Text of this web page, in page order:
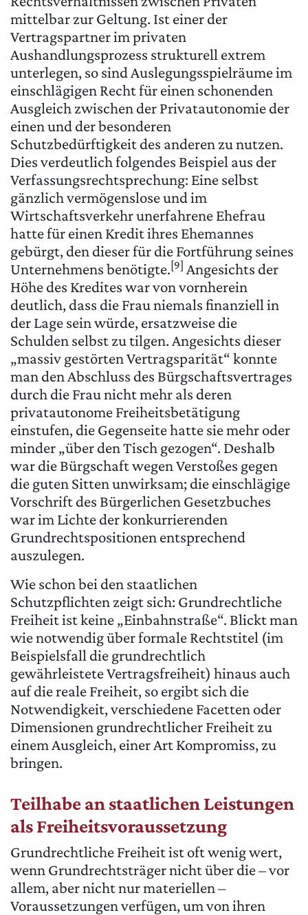
mittelbar zur Geltung. Ist einer der
Vertragspartner im privaten
Aushandlungsprozess strukturell extrem
unterlegen, so sind Auslegungsspielräume im
einschlägigen Recht für einen schonenden
Ausgleich zwischen der Privatautonomie der
einen und der besonderen
Schutzbedürftigkeit des anderen zu nutzen.
Dies verdeutlich folgendes Beispiel aus der
Verfassungsrechtsprechung: Eine selbst
gänzlich vermögenslose und im
Wirtschaftsverkehr unerfahrene Ehefrau
hatte für einen Kredit ihres Ehemannes
gebürgt, den dieser für die Fortführung seines
Unternehmens benötigte.[9] Angesichts der
Höhe des Kredites war von vornherein
deutlich, dass die Frau niemals finanziell in
der Lage sein würde, ersatzweise die
Schulden selbst zu tilgen. Angesichts dieser
„massiv gestörten Vertragsparität“ konnte
man den Abschluss des Bürgschaftsvertrages
durch die Frau nicht mehr als deren
privatautonome Freiheitsbetätigung
einstufen, die Gegenseite hatte sie mehr oder
minder „über den Tisch gezogen“. Deshalb
war die Bürgschaft wegen Verstoßes gegen
die guten Sitten unwirksam; die einschlägige
Vorschrift des Bürgerlichen Gesetzbuches
war im Lichte der konkurrierenden
Grundrechtspositionen entsprechend
auszulegen.
Wie schon bei den staatlichen
Schutzpflichten zeigt sich: Grundrechtliche
Freiheit ist keine „Einbahnstraße“. Blickt man
wie notwendig über formale Rechtstitel (im
Beispielsfall die grundrechtlich
gewährleistete Vertragsfreiheit) hinaus auch
auf die reale Freiheit, so ergibt sich die
Notwendigkeit, verschiedene Facetten oder
Dimensionen grundrechtlicher Freiheit zu
einem Ausgleich, einer Art Kompromiss, zu
bringen.
Teilhabe an staatlichen Leistungen
als Freiheitsvoraussetzung
Grundrechtliche Freiheit ist oft wenig wert,
wenn Grundrechtsträger nicht über die – vor
allem, aber nicht nur materiellen –
Voraussetzungen verfügen, um von ihren